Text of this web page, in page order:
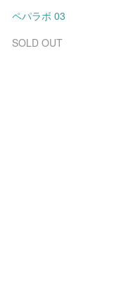
ペパラボ 03
SOLD OUT